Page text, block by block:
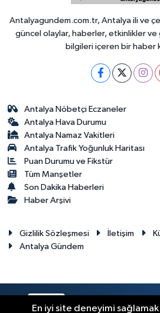
Antalyagundem.com.tr, Antalya ili ve
güncel olaylar, haberler, etkinlikler ve
bilgileri içeren bir haber
Antalya Nöbetçi Eczaneler
Antalya Hava Durumu
Antalya Namaz Vakitleri
Antalya Trafik Yoğunluk Haritası
Puan Durumu ve Fikstür
Tüm Manşetler
Son Dakika Haberleri
Haber Arşivi
Gizlilik Sözleşmesi İletişim
Antalya Gündem
En iyi site deneyimi